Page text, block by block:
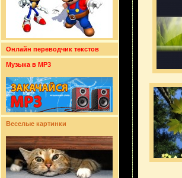
Онлайн переводчик текстов
Музыка в MP3
Веселые картинки